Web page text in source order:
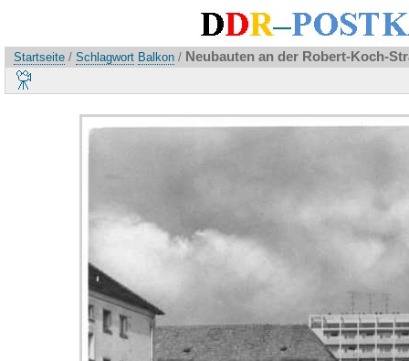
Startseite / Schlagwort Balkon / Neubauten an der Robert-Koch-